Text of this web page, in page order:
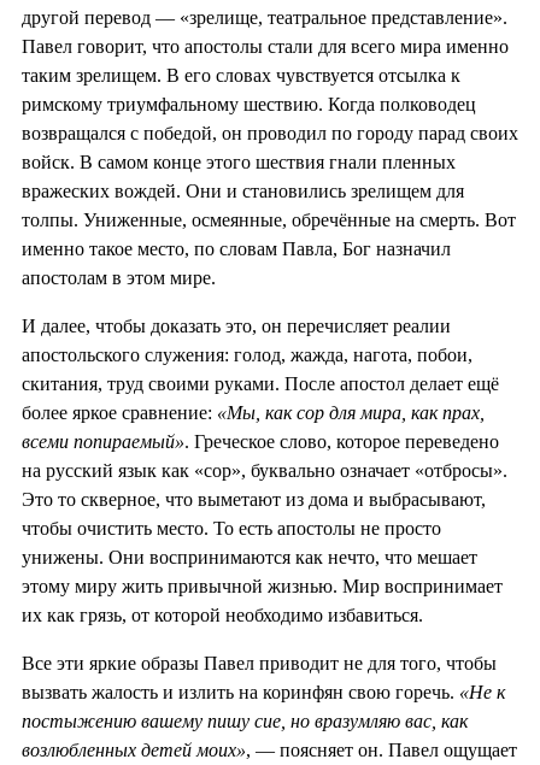
другой перевод — «зрелище, театральное представление».
Павел говорит, что апостолы стали для всего мира именно
таким зрелищем. В его словах чувствуется отсылка к
римскому триумфальному шествию. Когда полководец
возвращался с победой, он проводил по городу парад своих
войск. В самом конце этого шествия гнали пленных
вражеских вождей. Они и становились зрелищем для
толпы. Униженные, осмеянные, обречённые на смерть. Вот
именно такое место, по словам Павла, Бог назначил
апостолам в этом мире.
И далее, чтобы доказать это, он перечисляет реалии
апостольского служения: голод, жажда, нагота, побои,
скитания, труд своими руками. После апостол делает ещё
более яркое сравнение: «Мы, как сор для мира, как прах,
всеми попираемый». Греческое слово, которое переведено
на русский язык как «сор», буквально означает «отбросы».
Это то скверное, что выметают из дома и выбрасывают,
чтобы очистить место. То есть апостолы не просто
унижены. Они воспринимаются как нечто, что мешает
этому миру жить привычной жизнью. Мир воспринимает
их как грязь, от которой необходимо избавиться.
Все эти яркие образы Павел приводит не для того, чтобы
вызвать жалость и излить на коринфян свою горечь. «Не к
постыжению вашему пишу сие, но вразумляю вас, как
возлюбленных детей моих», — поясняет он. Павел ощущает